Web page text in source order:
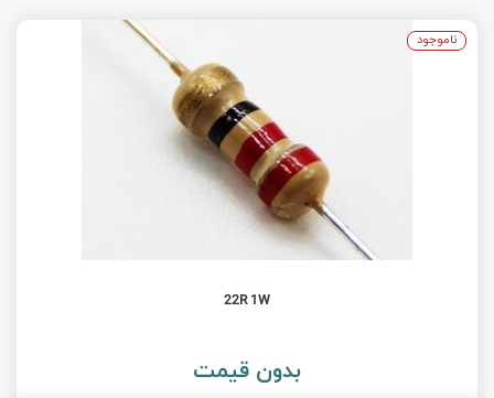
22R 1W
بدون قیمت
ناموجود